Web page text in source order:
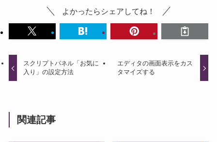
よかったらシェアしてね！
スクリプトパネル「お気に
入り」の設定方法
エディタの画面表示をカス
タマイズする
関連記事